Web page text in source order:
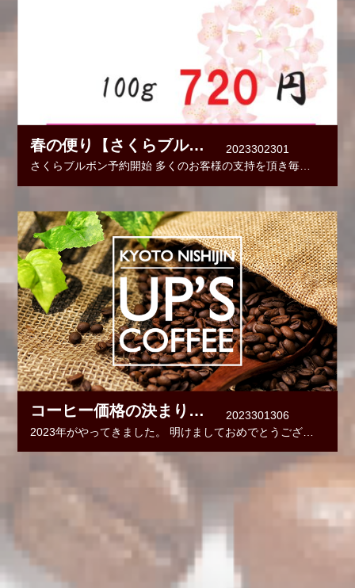
春の便り【さくらブルボン】
2023302301
さくらブルボン予約開始 多くのお客様の支持を頂き毎年好評で早期に完売のさくらブルボン。
コーヒー価格の決まり方 ～世界から日本へ～
2023301306